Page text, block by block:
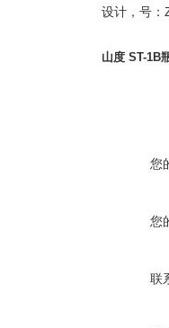
设计，号
山度 ST-1B
您
您
联